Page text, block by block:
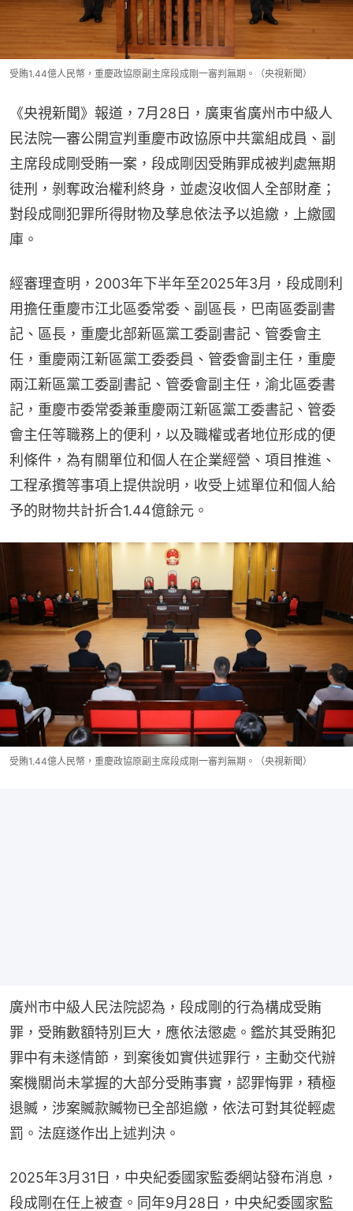
受賄1.44億人民幣，重慶政協原副主席段成剛一審判無期。（央視新聞）
《央視新聞》報道，7月28日，廣東省廣州市中級人
民法院一審公開宣判重慶市政協原中共黨組成員、副
主席段成剛受賄一案，段成剛因受賄罪成被判處無期
徒刑，剝奪政治權利終身，並處沒收個人全部財產；
對段成剛犯罪所得財物及孳息依法予以追繳，上繳國
庫。
經審理查明，2003年下半年至2025年3月，段成剛利
用擔任重慶市江北區委常委、副區長，巴南區委副書
記、區長，重慶北部新區黨工委副書記、管委會主
任，重慶兩江新區黨工委委員、管委會副主任，重慶
兩江新區黨工委副書記、管委會副主任，渝北區委書
記，重慶市委常委兼重慶兩江新區黨工委書記、管委
會主任等職務上的便利，以及職權或者地位形成的便
利條件，為有關單位和個人在企業經營、項目推進、
工程承攬等事項上提供說明，收受上述單位和個人給
予的財物共計折合1.44億餘元。
受賄1.44億人民幣，重慶政協原副主席段成剛一審判無期。（央視新聞）
廣州市中級人民法院認為，段成剛的行為構成受賄
罪，受賄數額特別巨大，應依法懲處。鑑於其受賄犯
罪中有未遂情節，到案後如實供述罪行，主動交代辦
案機關尚未掌握的大部分受賄事實，認罪悔罪，積極
退贓，涉案贓款贓物已全部追繳，依法可對其從輕處
罰。法庭遂作出上述判決。
2025年3月31日，中央紀委國家監委網站發布消息，
段成剛在任上被查。同年9月28日，中央紀委國家監